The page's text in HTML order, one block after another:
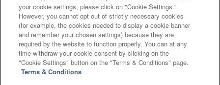
前のページへ
次のページへ
your cookie settings, please click on "Cookie Settings."
However, you cannot opt out of strictly necessary cookies
(for example, the cookies needed to display a cookie banner
and remember your chosen settings) because they are
required by the website to function properly. You can at any
time withdraw your cookie consent by clicking on the
"Cookie Settings" button on the "Terms & Conditions" page.
Terms & Conditions